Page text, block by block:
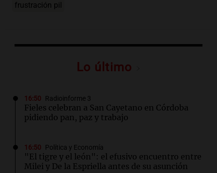
frustración pil
Lo último
16:50 Radioinforme 3
Fieles celebran a San Cayetano en Córdoba
pidiendo pan, paz y trabajo
16:50 Política y Economía
"El tigre y el león": el efusivo encuentro entre
Milei y De la Espriella antes de su asunción